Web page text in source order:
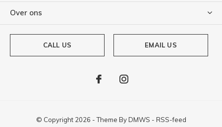
Over ons
CALL US EMAIL US
© Copyright 2026 - Theme ByDMWS - RSS-feed